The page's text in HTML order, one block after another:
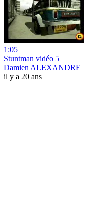
1:05
Stuntman vidéo 5
Damien ALEXANDRE
il y a 20 ans